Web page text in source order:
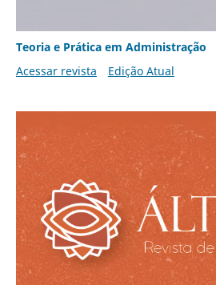
Teoria e Prática em Administração
Acessar revista
Edição Atual